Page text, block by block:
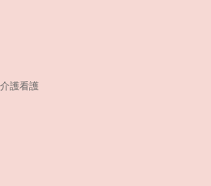
護看護